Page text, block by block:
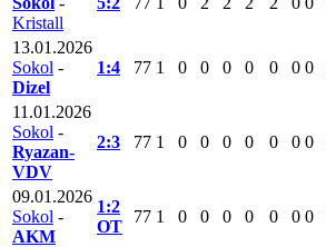
Kristall
13.01.2026
Sokol -
Dizel
1:4 77 1 0 0 0 0 0 0 0
11.01.2026
Sokol -
Ryazan-
VDV
2:3 77 1 0 0 0 0 0 0 0
09.01.2026
Sokol -
AKM
1:2
ОТ
77 1 0 0 0 0 0 0 0